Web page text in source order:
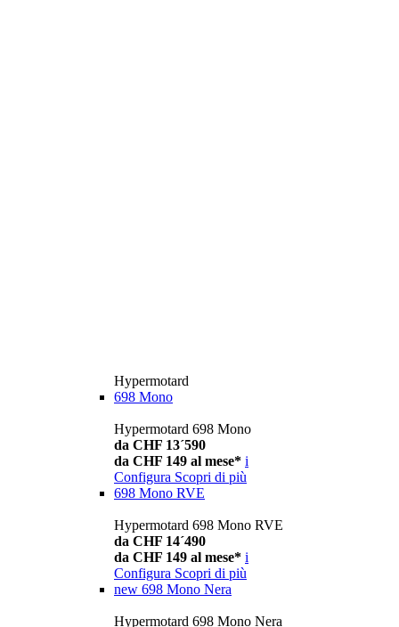
Hypermotard
698 Mono
Hypermotard 698 Mono
da CHF 13´590
da CHF 149 al mese* i
Configura Scopri di più
698 Mono RVE
Hypermotard 698 Mono RVE
da CHF 14´490
da CHF 149 al mese* i
Configura Scopri di più
new 698 Mono Nera
Hypermotard 698 Mono Nera